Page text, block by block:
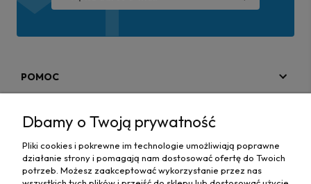
POMOC
MAPA STRONY
Dbamy o Twoją prywatność
Pliki cookies i pokrewne im technologie umożliwiają poprawne
działanie strony i pomagają nam dostosować ofertę do Twoich
potrzeb. Możesz zaakceptować wykorzystanie przez nas